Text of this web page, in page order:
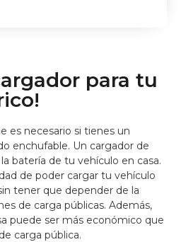
para tu
es necesario si tienes un
enchufable. Un cargador de
batería de tu vehículo en casa.
de poder cargar tu vehículo
tener que depender de la
de carga públicas. Además,
puede ser más económico que
carga pública.